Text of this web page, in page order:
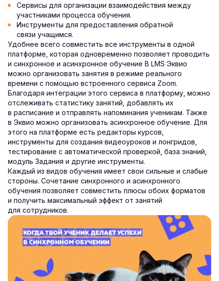
Сервисы для организации взаимодействия между
участниками процесса обучения.
Инструменты для предоставления обратной
связи учащимся.
Удобнее всего совместить все инструменты в одной
платформе, которая одновременно позволяет проводить
и синхронное и асинхронное обучение В LMS Эквио
можно организовать занятия в режиме реального
времени с помощью встроенного сервиса Zoom.
Благодаря интеграции этого сервиса в платформу, можно
отслеживать статистику занятий, добавлять их
в расписание и отправлять напоминания ученикам. Также
в Эквио можно организовать асинхронное обучение. Для
этого на платформе есть редакторы курсов,
инструменты для создания видеоуроков и лонгридов,
тестирование с автоматической проверкой, база знаний,
модуль Задания и другие инструменты.
Каждый из видов обучения имеет свои сильные и слабые
стороны. Сочетание синхронного и асинхронного
обучения позволяет совместить плюсы обоих форматов
и получить максимальный эффект от занятий
для сотрудников.